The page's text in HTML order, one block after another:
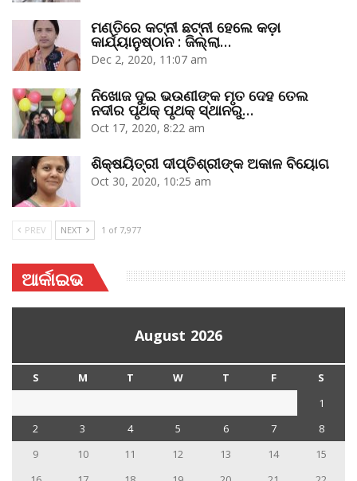
ମଣ୍ତିରେ କଟ୍‌ନୀ ଛଟ୍‌ନୀ ହେଲେ କଡ଼ା
କାର୍ଯ୍ୟାନୁଷ୍ଠାନ : ଜିଲ୍ଲା…
Dec 2, 2020, 11:07 am
ନିଖୋଜ ଦୁଇ ଭଉଣୀଙ୍କ ମୃତ ଦେହ ତେଲ
ନଦୀର ପୃଥକ୍‌ ପୃଥକ୍‌ ସ୍ଥାନରୁ…
Oct 17, 2020, 8:22 am
ଶିକ୍ଷୟିତ୍ରୀ ଦୀପ୍ତିଶ୍ରୀଙ୍କ ଅକାଳ ବିୟୋଗ
Oct 30, 2020, 10:25 am
PREV NEXT 1 of 7,977
ଆର୍କାଇଭ
August 2026
S M T W T F
S
1
2
3 4 5 6 7
8
9
10 11 12 13 14
15